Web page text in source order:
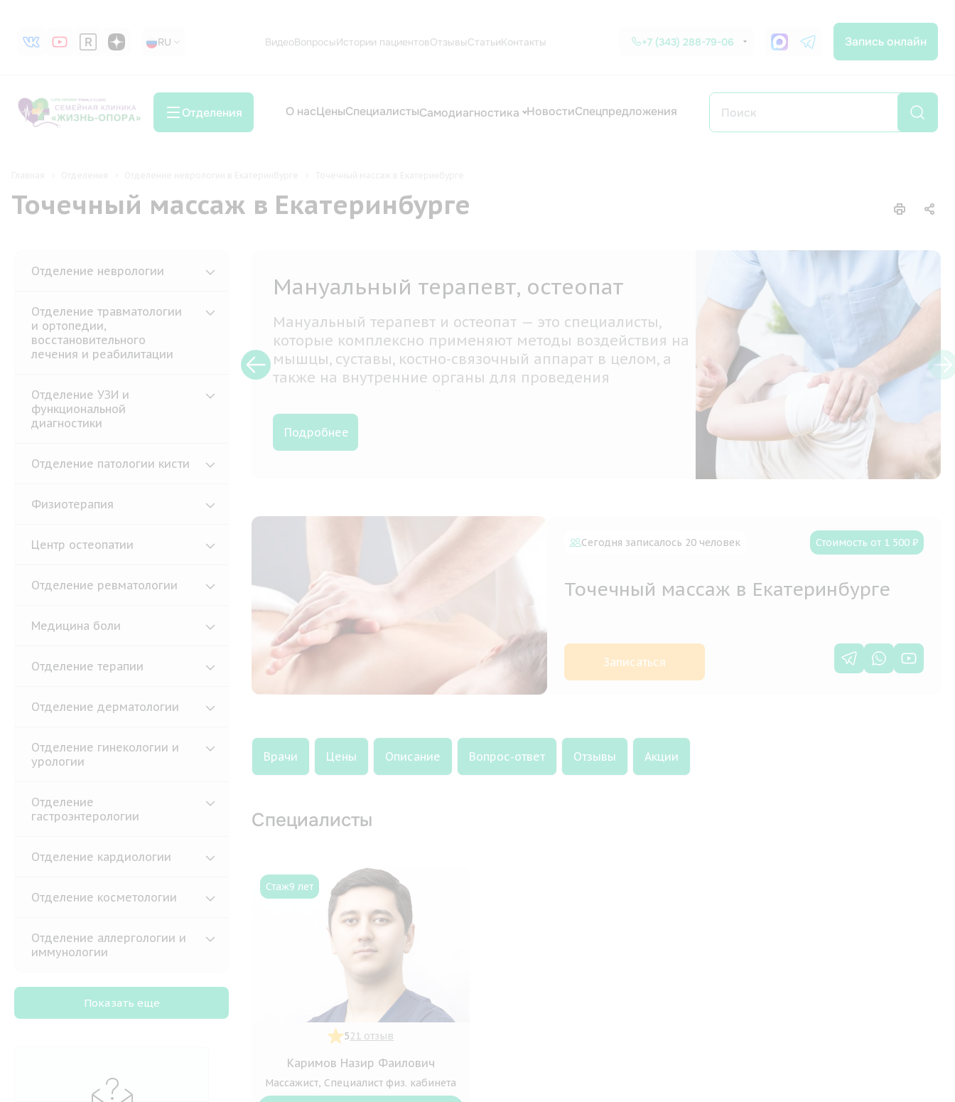
RU
RU ВидеоВопросыИстории пациентовОтзывыСтатьиКонтакты +7 (343) 288-79-06 Запись онлайн
Отделения О насЦеныСпециалистыСамодиагностика НовостиСпецпредложения
Точечный массаж в Екатеринбурге
Отделение неврологии
Отделение травматологии
и ортопедии,
восстановительного
лечения и реабилитации
Отделение УЗИ и
функциональной
диагностики
Отделение патологии кисти
Физиотерапия
Центр остеопатии
Отделение ревматологии
Медицина боли
Отделение терапии
Отделение дерматологии
Отделение гинекологии и
урологии
Отделение
гастроэнтерологии
Отделение кардиологии
Отделение косметологии
Отделение аллергологии и
иммунологии
Показать еще
Безоперационное лечение
позвоночника
Безоперационные методы позволяют минимизировать
симптоматику, а иногда и полностью устранить проблему
без оперативного вмешательства
Подробнее
Сегодня записалось 20 человек Стоимость от 1 500 ₽
Точечный массаж в Екатеринбурге
Записаться
Врачи Цены Описание Вопрос-ответ Отзывы Акции
Специалисты
Стаж9 лет
521 отзыв
Каримов Назир Фаилович
Массажист, Специалист физ. кабинета